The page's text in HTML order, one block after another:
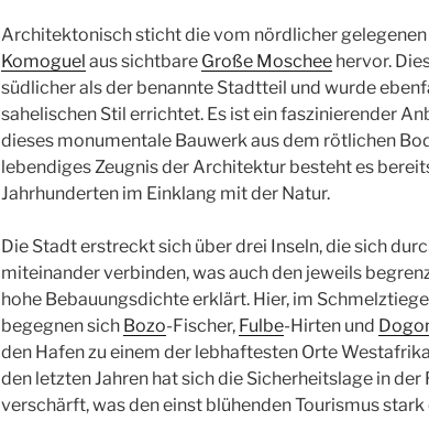
Architektonisch sticht die vom nördlicher
Komoguel aus sichtbare Große Moscheehervor.
südlicher als der benannte Stadtteil und wurde
sahelischen Stil errichtet. Es ist ein faszinierender
dieses monumentale Bauwerk aus dem rötlichen
lebendiges Zeugnis der Architektur besteht es
Jahrhunderten im Einklang mit der Natur.
Die Stadt erstreckt sich über drei Inseln, die sich
miteinander verbinden, was auch den jeweils
hohe Bebauungsdichte erklärt. Hier, im
begegnen sich Bozo-Fischer, Fulbe-Hirten und
den Hafen zu einem der lebhaftesten Orte
den letzten Jahren hat sich die Sicherheitslage in der
verschärft, was den einst blühenden Tourismus